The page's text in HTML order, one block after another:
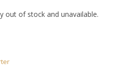
out of stock and unavailable.